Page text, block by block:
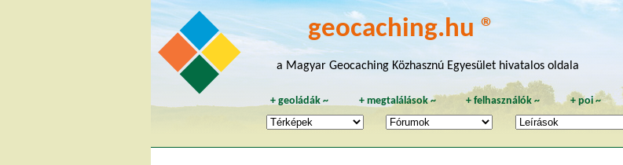
geocaching.hu ®
a Magyar Geocaching Közhasznú Egyesület hivatalos oldala
+geoládák ~ + megtalálások~ +felhasználók ~ + poi~